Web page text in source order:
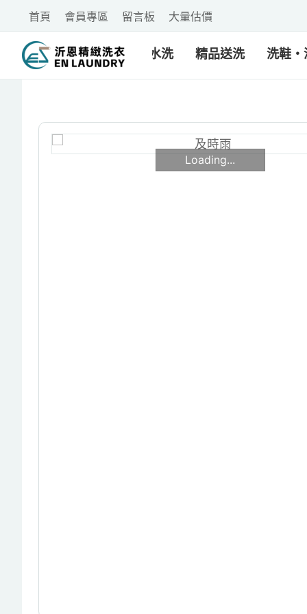
首頁 會員專區 留言板 大量估價
乾洗・水洗 精品送洗 洗鞋・
Loading...